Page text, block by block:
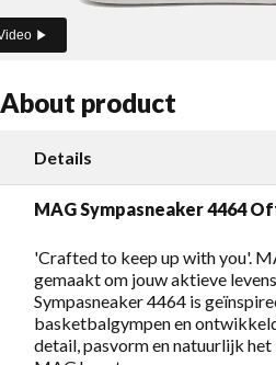
About product
Details
MAG Sympasneaker 4464
'Crafted to keep up with you'.
gemaakt om jouw aktieve
Sympasneaker 4464 is
basketbalgympen en
detail, pasvorm en natuurlijk